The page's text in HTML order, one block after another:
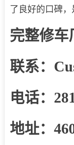
了良好的口碑
完整修车
联系：
电话：
地址：